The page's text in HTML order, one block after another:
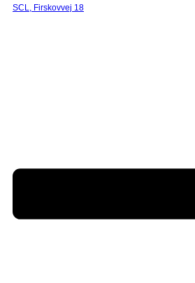
SCL, Firskovvej 18